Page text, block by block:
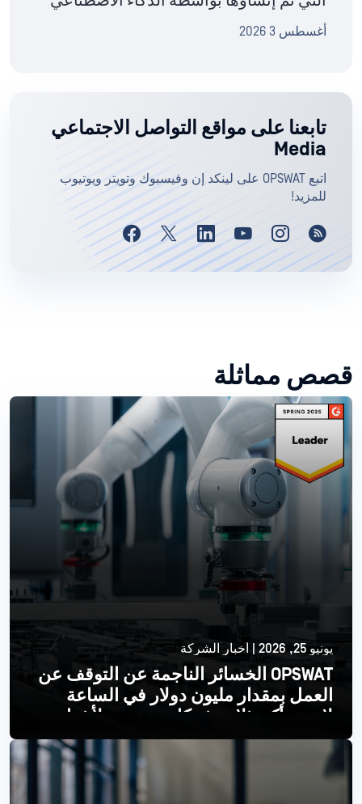
أغسطس 3 2026
تابعنا على مواقع التواصل الاجتماعي
Media
اتبع OPSWAT على لينكد إن وفيسبوك وتويتر ويوتيوب
للمزيد!
قصص مماثلة
يونيو 25, 2026 | أخبار الشركة
OPSWAT الخسائر الناجمة عن التوقف عن
العمل بمقدار مليون دولار في الساعة
لإحدى أكبر ثلاث شركات مصنعة لأشباه
الموصلات
اقرأ أكثر